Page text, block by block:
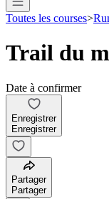
Toutes les courses>
Trail du
Date à confirmer
Enregistrer
Enregistrer
Partager
Partager